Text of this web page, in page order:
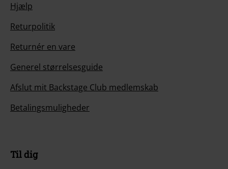
Hjælp
Returpolitik
Returnér en vare
Generel størrelsesguide
Afslut mit Backstage Club medlemskab
Betalingsmuligheder
Til dig